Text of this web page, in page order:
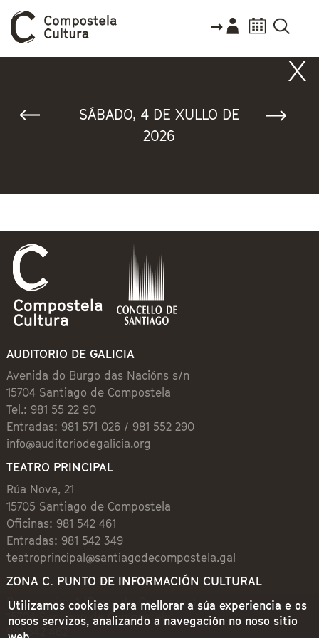
SÁBADO, 4 DE XULLO DE
2026
AUDITORIO DE GALICIA
Avenida do Burgo das Nacións s/n
15704 Santiago de Compostela
Tel.: 981 55 22 90
Entradas: 981 571 026 / 981 552 290
info@auditoriodegalicia.org
TEATRO PRINCIPAL
Rúa Nova, 21
15705 Santiago de Compostela
Oficinas: 981 542 461
Entradas: 981 542 349
teatroprincipal@santiagodecompostela.gal
ZONA C. PUNTO DE INFORMACIÓN CULTURAL
Preguntoiro, 1 (Praza de Cervantes)
15704 Santiago de Compostela
981 542 462
Utilizamos cookies para mellorar a súa experiencia e os
nosos servizos, analizando a navegación no noso sitio